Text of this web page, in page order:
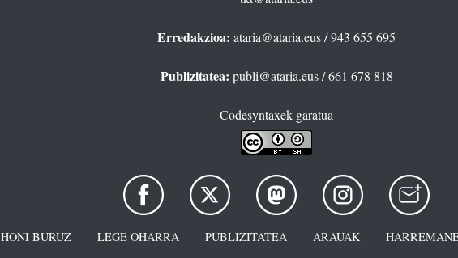
Erredakzioa: ataria@ataria.eus/ 943 655 695
Publizitatea: publi@ataria.eus/ 661 678 818
Codesyntaxek garatua
HONI BURUZ LEGE OHARRA PUBLIZITATEA ARAUAK